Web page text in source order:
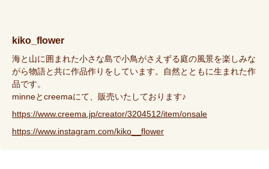
kiko_flower
海と山に囲まれた小さな島で小鳥がさえずる庭の風景を楽しみな
がら物語と共に作品作りをしています。自然とともに生まれた作
品です。
minneとcreemaにて、販売いたしております♪
https://www.creema.jp/creator/3204512/item/onsale
https://www.instagram.com/kiko__flower